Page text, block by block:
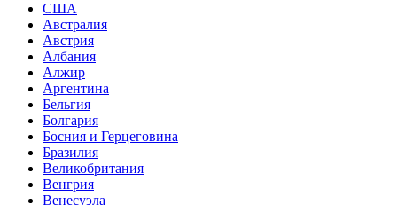
США
Австралия
Австрия
Албания
Алжир
Аргентина
Бельгия
Болгария
Босния и Герцеговина
Бразилия
Великобритания
Венгрия
Венесуэла